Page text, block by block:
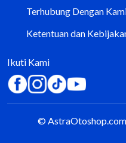
Terhubung Dengan
Ketentuan dan
Ikuti Kami
©